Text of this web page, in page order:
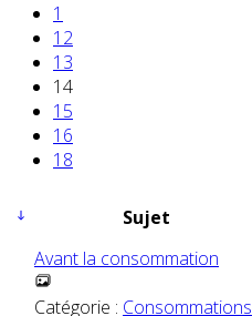
1
12
13
14
15
16
18
Sujet
Avant la consommation
Catégorie : Consommations